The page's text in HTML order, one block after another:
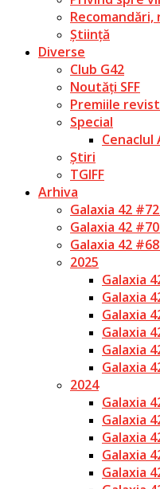
Știință
Diverse
Club G42
Noutăți SFF
Premiile
Special
Cenaclul
Știri
TGIFF
Arhiva
Galaxia 42
Galaxia 42
Galaxia 42
2025
Galaxia
Galaxia
Galaxia
Galaxia
Galaxia
Galaxia
2024
Galaxia
Galaxia
Galaxia
Galaxia
Galaxia